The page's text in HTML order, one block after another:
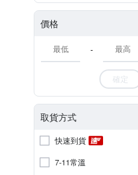
價格
-
確定
取貨方式
快速到貨
7-11常溫
1件享9折